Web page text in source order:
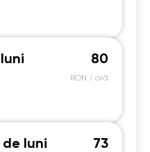
80
RON / oră
luni 73